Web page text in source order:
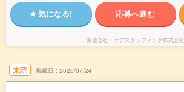
気になる! 応募へ進む
派遣会社 ケアスタッフィング株式会社
未読 掲載日 2026/07/24